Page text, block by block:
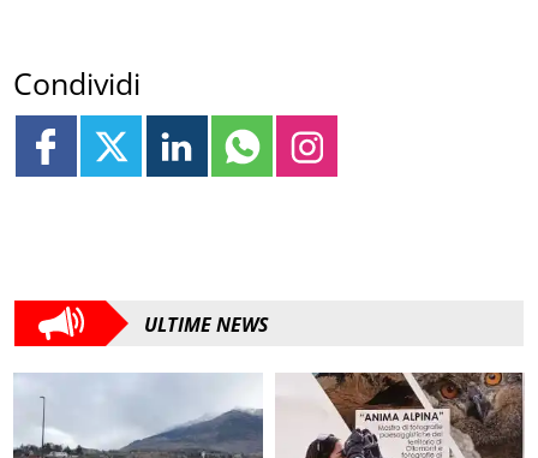
Condividi
ULTIME NEWS